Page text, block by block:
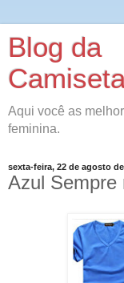
Blog da
Aqui você as
feminina.
sexta-feira, 22 de agosto
Azul Sempre